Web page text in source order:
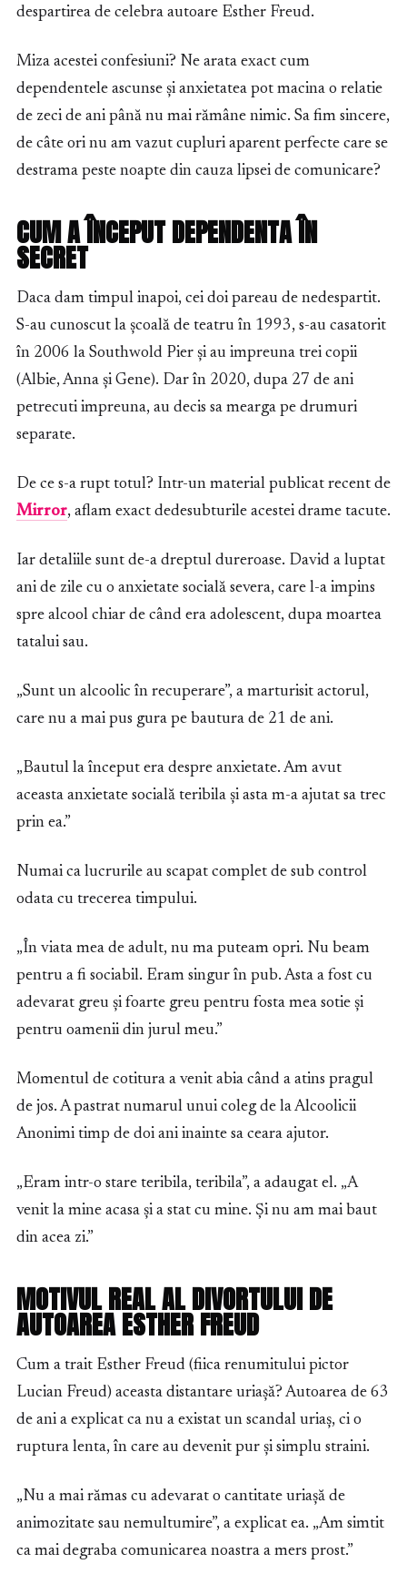
despartirea de celebra autoare Esther Freud.
Miza acestei confesiuni? Ne arata exact cum
dependentele ascunse și anxietatea pot macina o relatie
de zeci de ani până nu mai rămâne nimic. Sa fim sincere,
de câte ori nu am vazut cupluri aparent perfecte care se
destrama peste noapte din cauza lipsei de comunicare?
CUM A ÎNCEPUT DEPENDENTA ÎN
SECRET
Daca dam timpul inapoi, cei doi pareau de nedespartit.
S-au cunoscut la școală de teatru în 1993, s-au casatorit
în 2006 la Southwold Pier și au impreuna trei copii
(Albie, Anna și Gene). Dar în 2020, dupa 27 de ani
petrecuti impreuna, au decis sa mearga pe drumuri
separate.
De ce s-a rupt totul? Intr-un material publicat recent de
Mirror, aflam exact dedesubturile acestei drame tacute.
Iar detaliile sunt de-a dreptul dureroase. David a luptat
ani de zile cu o anxietate socială severa, care l-a impins
spre alcool chiar de când era adolescent, dupa moartea
tatalui sau.
„Sunt un alcoolic în recuperare”, a marturisit actorul,
care nu a mai pus gura pe bautura de 21 de ani.
„Bautul la început era despre anxietate. Am avut
aceasta anxietate socială teribila și asta m-a ajutat sa trec
prin ea.”
Numai ca lucrurile au scapat complet de sub control
odata cu trecerea timpului.
„În viata mea de adult, nu ma puteam opri. Nu beam
pentru a fi sociabil. Eram singur în pub. Asta a fost cu
adevarat greu și foarte greu pentru fosta mea sotie și
pentru oamenii din jurul meu.”
Momentul de cotitura a venit abia când a atins pragul
de jos. A pastrat numarul unui coleg de la Alcoolicii
Anonimi timp de doi ani inainte sa ceara ajutor.
„Eram intr-o stare teribila, teribila”, a adaugat el. „A
venit la mine acasa și a stat cu mine. Și nu am mai baut
din acea zi.”
MOTIVUL REAL AL DIVORTULUI DE
AUTOAREA ESTHER FREUD
Cum a trait Esther Freud (fiica renumitului pictor
Lucian Freud) aceasta distantare uriașă? Autoarea de 63
de ani a explicat ca nu a existat un scandal uriaș, ci o
ruptura lenta, în care au devenit pur și simplu straini.
„Nu a mai rămas cu adevarat o cantitate uriașă de
animozitate sau nemultumire”, a explicat ea. „Am simtit
ca mai degraba comunicarea noastra a mers prost.”